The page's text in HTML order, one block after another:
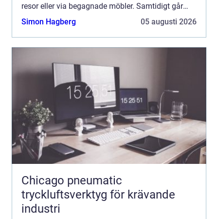
resor eller via begagnade möbler. Samtidigt går
problemet att lösa men nyckeln är att agera
Simon Hagberg 05 augusti 2026
Chicago pneumatic
tryckluftsverktyg för krävande
industri